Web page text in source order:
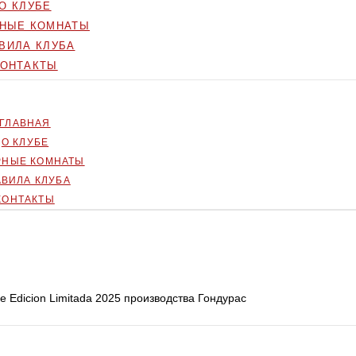
КЛУБЕ
КОМНАТЫ
КЛУБА
ГЛАВНАЯ
О КЛУБЕ
КОМНАТЫ
КЛУБА
Limitada 2025 производства Гондурас